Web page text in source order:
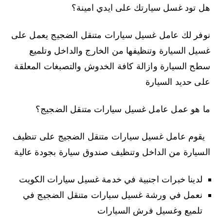
هل تود غسل سيارتك على ايدي امينة؟
نوفر لك عامل غسيل سيارات متنقل الضجيج يعمل على
غسيل السيارة وتنظيفها من الخارج والداخل وتلميع
سطح السيارة وازالة كافة الخدوش والتصبغات المعلقة
على حديد السيارة
ما هو عمل عامل غسيل سيارات متنقل الضجيج؟
يقوم عامل غسيل سيارات متنقل الضجيج على تنظيف
السيارة من الداخل وتنظيف صندوق سيارة بجودة عالية
لدينا خبرات اجنبية في خدمة غسيل سيارات الكويت
نعمل في ورشة غسيل سيارات متنقل الضجيج في
تلميع وغسيل فرش السيارات